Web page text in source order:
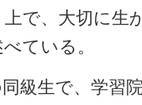
で、大切に生
ている。
級生で、学習